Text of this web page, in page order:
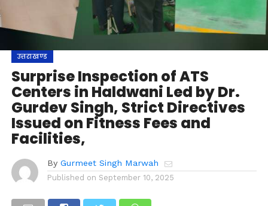
उत्तराखण्ड
Surprise Inspection of ATS
Centers in Haldwani Led by Dr.
Gurdev Singh, Strict Directives
Issued on Fitness Fees and
Facilities,
By Gurmeet Singh Marwah
Published on September 10, 2025